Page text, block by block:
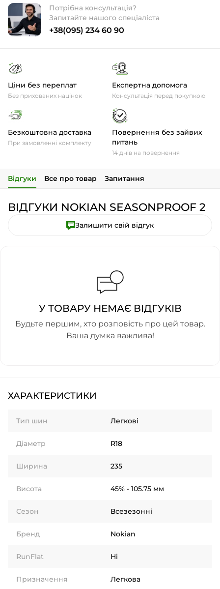
Потрібна консультація?
Запитайте нашого спеціаліста
+38(095) 234 60 90
Ціни без переплат
Без прихованих націнок
Експертна допомога
Консультація перед покупкою
Безкоштовна доставка
При замовленні комплекту
Повернення без зайвих
питань
14 днів на повернення
Відгуки Все про товар Запитання
ВІДГУКИ NOKIAN SEASONPROOF 2
Залишити свій відгук
У ТОВАРУ НЕМАЄ ВІДГУКІВ
Будьте першим, хто розповість про цей товар.
Ваша думка важлива!
ХАРАКТЕРИСТИКИ
Тип шин Легкові
Діаметр R18
Ширина 235
Висота 45% - 105.75 мм
Сезон Всезезонні
Бренд Nokian
RunFlat Ні
Призначення Легкова